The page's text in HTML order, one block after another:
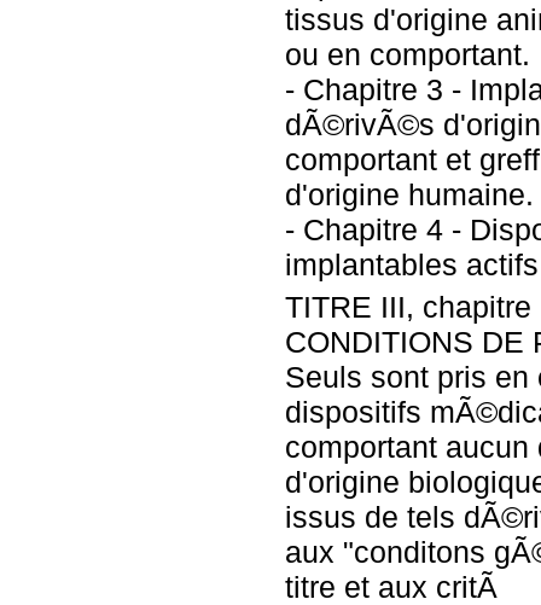
tissus d'origine
ou en comportant.
- Chapitre 3 -
dÃ©rivÃ©s
comportant et
d'origine humaine.
- Chapitre 4 -
implantables
TITRE III, chapitre
CONDITIONS DE
Seuls sont pris en
dispositifs
comportant
d'origine
issus de tels
aux "conditons
titre et aux critÃ